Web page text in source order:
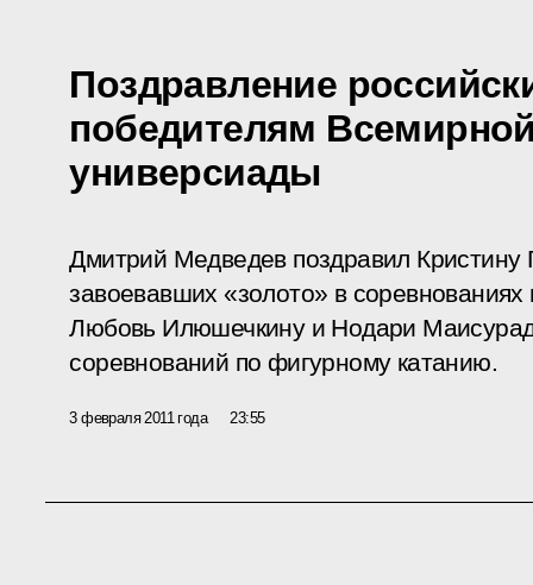
Поздравление
победителям
универсиады
Дмитрий Медведев поздравил Кристину
завоевавших «золото» в
Любовь Илюшечкину и Нодари
соревнований по фигурному катанию.
3 февраля 2011 года 23:55